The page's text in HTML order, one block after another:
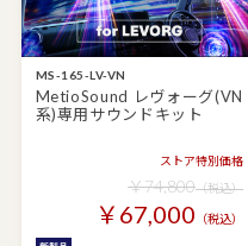
MS-165-LV-VN
MetioSound レヴォーグ(VN
系)専用サウンドキット
ストア特別価格
￥74,800（税込）
￥67,000 （税込）